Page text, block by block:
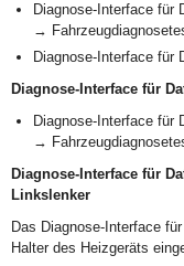
Diagnose-Interface für
→
Diagnose-Interface für
Diagnose-Interface für
Diagnose-Interface für
→
Diagnose-Interface für
Linkslenker
Das Diagnose-Interface
Halter des Heizgeräts